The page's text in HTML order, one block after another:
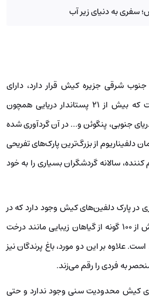
سفری به دنیای زیر آب
شرقی جزیره کیش قرار دارد، دارای
مساحتی بیش از ۱۰۰ هکتار است که بیش از ۲۱ پستاندار دریایی همچون
جنوبی، پنگوئن و… در آن گردآوری شده
از بزرگ‌ترین پارک‌های تفریحی
کننده، سالانه گردشگران بسیاری را به خود
در پارک دلفین‌های کیش وجود دارد که در
نوع خود بی‌نظیر بوده و دارای بیش از ۱۰۰ گونه از گیاهان زیبایی مانند درخت
علاوه بر این دو مورد، باغ پرندگان نیز
به فردی را رقم می‌زند.
کیش محدودیت سنی وجود ندارد و حتی